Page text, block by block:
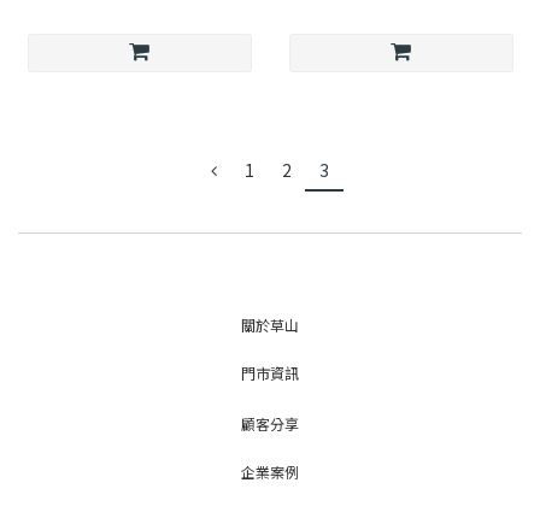
1 2 3
關於草山
門市資訊
顧客分享
企業案例